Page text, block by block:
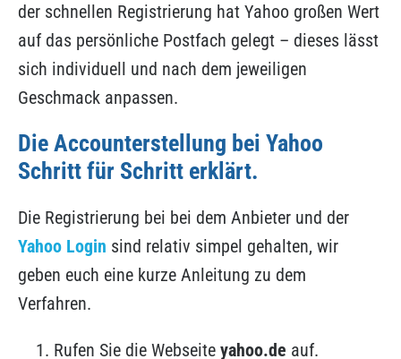
der schnellen Registrierung hat Yahoo großen Wert
auf das persönliche Postfach gelegt – dieses lässt
sich individuell und nach dem jeweiligen
Geschmack anpassen.
Die Accounterstellung bei Yahoo
Schritt für Schritt erklärt.
Die Registrierung bei bei dem Anbieter und der
Yahoo Login sind relativ simpel gehalten, wir
geben euch eine kurze Anleitung zu dem
Verfahren.
Rufen Sie die Webseite yahoo.de auf.